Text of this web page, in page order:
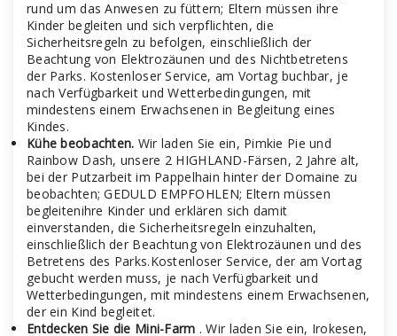
rund um das Anwesen zu füttern; Eltern müssen ihre
Kinder begleiten und sich verpflichten, die
Sicherheitsregeln zu befolgen, einschließlich der
Beachtung von Elektrozäunen und des Nichtbetretens
der Parks. Kostenloser Service, am Vortag buchbar, je
nach Verfügbarkeit und Wetterbedingungen, mit
mindestens einem Erwachsenen in Begleitung eines
Kindes.
Kühe beobachten. Wir laden Sie ein, Pimkie Pie und
Rainbow Dash, unsere 2 HIGHLAND-Färsen, 2 Jahre alt,
bei der Putzarbeit im Pappelhain hinter der Domaine zu
beobachten; GEDULD EMPFOHLEN; Eltern müssen
begleitenihre Kinder und erklären sich damit
einverstanden, die Sicherheitsregeln einzuhalten,
einschließlich der Beachtung von Elektrozäunen und des
Betretens des Parks.Kostenloser Service, der am Vortag
gebucht werden muss, je nach Verfügbarkeit und
Wetterbedingungen, mit mindestens einem Erwachsenen,
der ein Kind begleitet.
Entdecken Sie die Mini-Farm . Wir laden Sie ein, Irokesen,